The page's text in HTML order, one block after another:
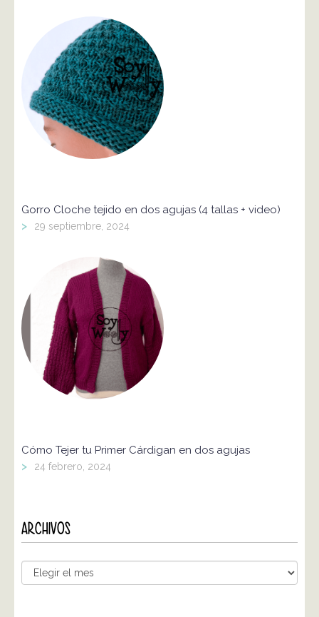
Gorro Cloche tejido en dos agujas (4 tallas + video)
> 29 septiembre, 2024
Cómo Tejer tu Primer Cárdigan en dos agujas
> 24 febrero, 2024
ARCHIVOS